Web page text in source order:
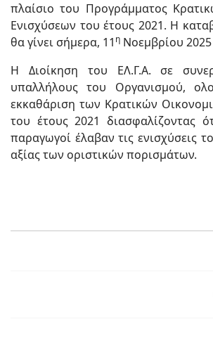
πλαίσιο του Προγράμματος
Ενισχύσεων του έτους 2021. Η
θα γίνει σήμερα, 11 η Νοεμβρίου
Η Διοίκηση του ΕΛ.Γ.Α. σε
υπαλλήλους του Οργανισμού,
εκκαθάριση των Κρατικών
του έτους 2021 διασφαλίζοντας
παραγωγοί έλαβαν τις ενισχύσεις
αξίας των οριστικών πορισμάτων.